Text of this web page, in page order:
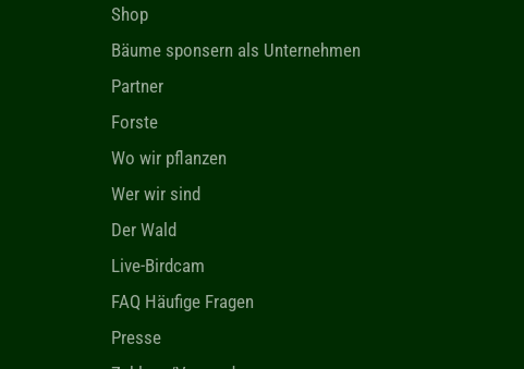
Shop
Bäume sponsern als Unternehmen
Partner
Forste
Wo wir pflanzen
Wer wir sind
Der Wald
Live-Birdcam
FAQ Häufige Fragen
Presse